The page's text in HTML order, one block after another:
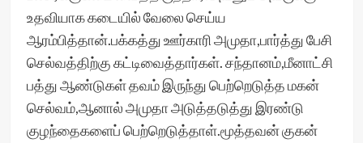
உதவியாக கடையில் வேலை செய்ய
ஆரம்பித்தான்.பக்கத்து ஊர்காரி அமுதா,பார்த்து பேசி
செல்வத்திற்கு கட்டிவைத்தார்கள். சந்தானம்,மீனாட்சி
பத்து ஆண்டுகள் தவம் இருந்து பெற்றெடுத்த மகன்
செல்வம்,ஆனால் அமுதா அடுத்தடுத்து இரண்டு
குழந்தைகளைப் பெற்றெடுத்தாள்.மூத்தவன் குகன்